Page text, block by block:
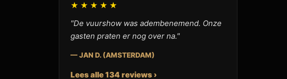
★★★★★
"De vuurshow was adembenemend. Onze
gasten praten er nog over na."
— JAN D. (AMSTERDAM)
Lees alle 134 reviews ›